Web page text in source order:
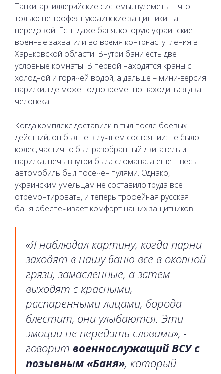
Танки, артиллерийские системы, пулеметы – что
только не трофеят украинские защитники на
передовой. Есть даже баня, которую украинские
военные захватили во время контрнаступления в
Харьковской области. Внутри бани есть две
условные комнаты. В первой находятся краны с
холодной и горячей водой, а дальше – мини-версия
парилки, где может одновременно находиться два
человека.
Когда комплекс доставили в тыл после боевых
действий, он был не в лучшем состоянии: не было
колес, частично был разобранный двигатель и
парилка, печь внутри была сломана, а еще – весь
автомобиль был посечен пулями. Однако,
украинским умельцам не составило труда все
отремонтировать, и теперь трофейная русская
баня обеспечивает комфорт наших защитников.
«Я наблюдал картину, когда парни
заходят в нашу баню все в окопной
грязи, замасленные, а затем
выходят с красными,
распаренными лицами, борода
блестит, они улыбаются. Эти
эмоции не передать словами», -
говорит военнослужащий ВСУ с
позывным «Баня», который